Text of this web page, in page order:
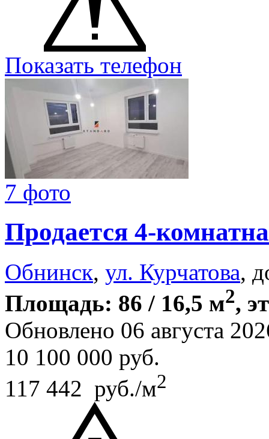
Показать телефон
7 фото
Продается 4-
Обнинск, ул. Курчатова,
Площадь: 86 / 16,5 м2,
Обновлено 06 августа
10 100 000 руб.
117 442 руб./м2